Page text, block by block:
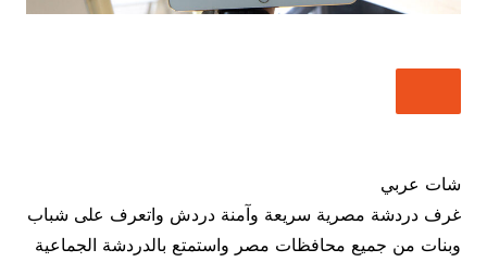
شات عربي
غرف دردشة مصرية سريعة وآمنة دردش واتعرف على شباب
وبنات من جميع محافظات مصر واستمتع بالدردشة الجماعية